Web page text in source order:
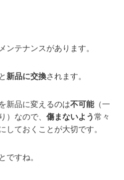
ンテナンスがあります。
新品に交換されます。
新品に変えるのは不可能（一
）なので、 傷まないよう常々
しておくことが大切です。
ですね。